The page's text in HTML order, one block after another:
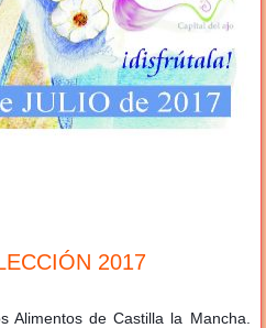
2017
Alimentos de Castilla la Mancha.